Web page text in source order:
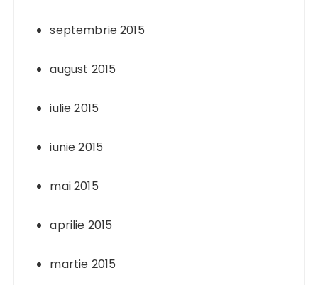
septembrie 2015
august 2015
iulie 2015
iunie 2015
mai 2015
aprilie 2015
martie 2015